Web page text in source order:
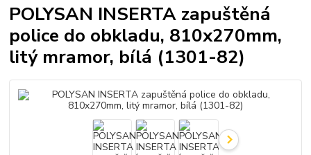
POLYSAN INSERTA zapuštěná
police do obkladu, 810x270mm,
litý mramor, bílá (1301-82)